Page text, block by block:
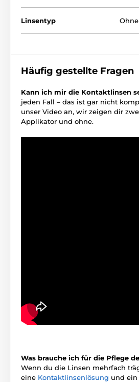
Linsentyp
Häufig gestellte Fragen
Kann ich mir die Kontaktlinsen
jeden Fall – das ist gar nicht
unser Video an, wir zeigen dir
Applikator und ohne.
Was brauche ich für die Pflege
Wenn du die Linsen mehrfach
eine Kontaktlinsenlösung und ein